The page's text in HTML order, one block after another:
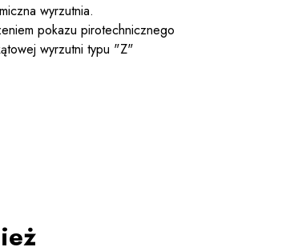
wyrzutnia.
pokazu pirotechnicznego
wyrzutni typu "Z"